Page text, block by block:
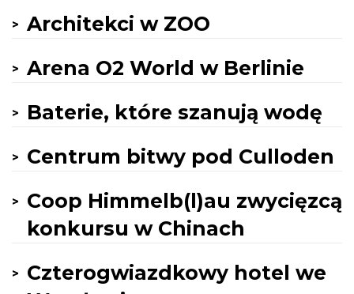
Architekci w ZOO
Arena O2 World w Berlinie
Baterie, które szanują wodę
Centrum bitwy pod Culloden
Coop Himmelb(l)au zwycięzcą
konkursu w Chinach
Czterogwiazdkowy hotel we